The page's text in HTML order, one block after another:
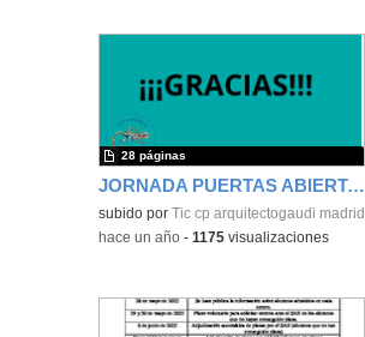
JORNADA PUERTAS ABIERTAS 2025/26
subido por Tic cp arquitectogaudi madrid
28 páginas
-hace un año -1175 visualizaciones